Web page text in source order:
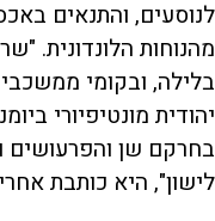
לנוסעים, והתנאים
מהנוחות הלונדונית.
בלילה, ובקומי
יהודית מונטיפיורי
בחרקם שן והפרעושים
לישון", היא כותבת